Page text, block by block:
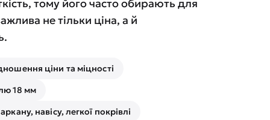
тому його часто обирають для
не тільки ціна, а й
ціни та міцності
18 мм
навісу, легкої покрівлі